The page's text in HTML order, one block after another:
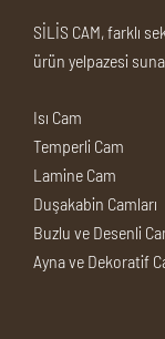
SİLİS CAM, farklı
ürün yelpazesi
Isı Cam
Temperli Cam
Lamine Cam
Duşakabin Camları
Buzlu ve Desenli
Ayna ve Dekoratif